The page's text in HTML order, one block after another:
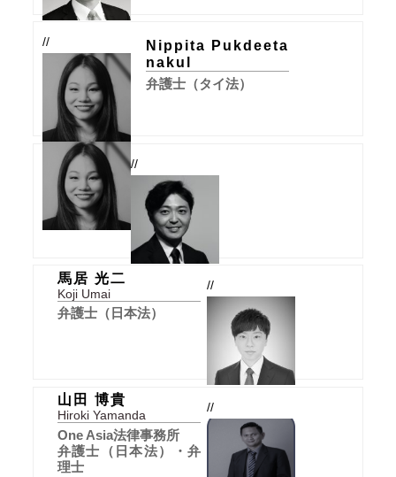
//
Nippita Pukdeeta
nakul
弁護士（タイ法）
//
馬居 光二
Koji Umai
弁護士（日本法）
//
山田 博貴
Hiroki Yamanda
One Asia法律事務所
弁護士（日本法）・弁
理士
//